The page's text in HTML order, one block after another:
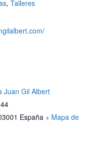
,Talleres
Juan Gil Albert
España + Mapa de